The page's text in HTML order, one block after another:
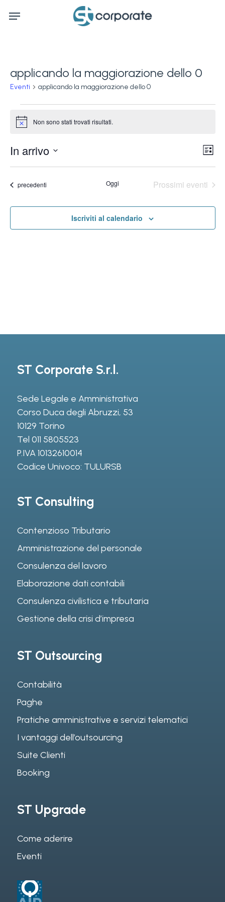
Menu
applicando la maggiorazione dello 0
Eventi applicando la maggiorazione dello 0
Eventi
Notice Non sono stati trovati risultati.
Lista
In arrivo
Seleziona
data.
Eventi
precedenti Oggi Prossimi eventi
Iscriviti al calendario
ST Corporate S.r.l.
Sede Legale e Amministrativa
Corso Duca degli Abruzzi, 53
10129 Torino
Tel 011 5805523
P.IVA 10132610014
Codice Univoco: TULURSB
ST Consulting
Contenzioso Tributario
Amministrazione del personale
Consulenza del lavoro
Elaborazione dati contabili
Consulenza civilistica e tributaria
Gestione della crisi d’impresa
ST Outsourcing
Contabilità
Paghe
Pratiche amministrative e servizi telematici
I vantaggi dell’outsourcing
Suite Clienti
Booking
ST Upgrade
Come aderire
Eventi